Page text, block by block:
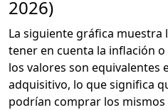
2026)
La siguiente gráfica muestra
tener en cuenta la inflación o
los valores son equivalentes
adquisitivo, lo que significa
podrían comprar los mismos